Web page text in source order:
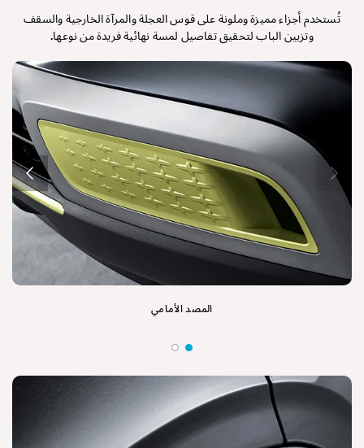
تُستخدم أجزاء مميزة وملونة على قوس العجلة والمرآة الخارجية والسقف
وتزيين الباب لتحقيق تفاصيل لمسة نهائية فريدة من نوعها.
المصد الأمامي